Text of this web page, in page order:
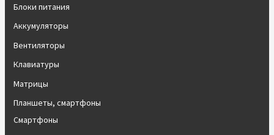
Блоки питания
Аккумуляторы
Вентиляторы
Клавиатуры
Матрицы
Планшеты, смартфоны
Смартфоны